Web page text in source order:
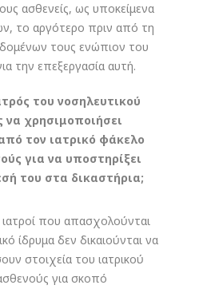
ασθενείς, ως υποκείμενα
το αργότερο πριν από τη
τους ενώπιον του
την επεξεργασία αυτή.
του νοσηλευτικού
να χρησιμοποιήσει
τον ιατρικό φάκελο
για να υποστηρίξει
του στα δικαστήρια;
ιατροί που απασχολούνται
ίδρυμα δεν δικαιούνται να
στοιχεία του ιατρικού
για σκοπό